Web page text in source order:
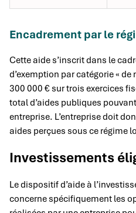
Encadrement par le
Cette aide s’inscrit dans le
d’exemption par catégorie «
300 000 € sur trois exercices
total d’aides publiques
entreprise. L’entreprise doit
aides perçues sous ce régime
Investissements
Le dispositif d’aide à
concerne spécifiquement les